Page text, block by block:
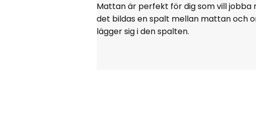
Mattan är perfekt för dig som vill
det bildas en spalt mellan mattan och
lägger sig i den spalten.